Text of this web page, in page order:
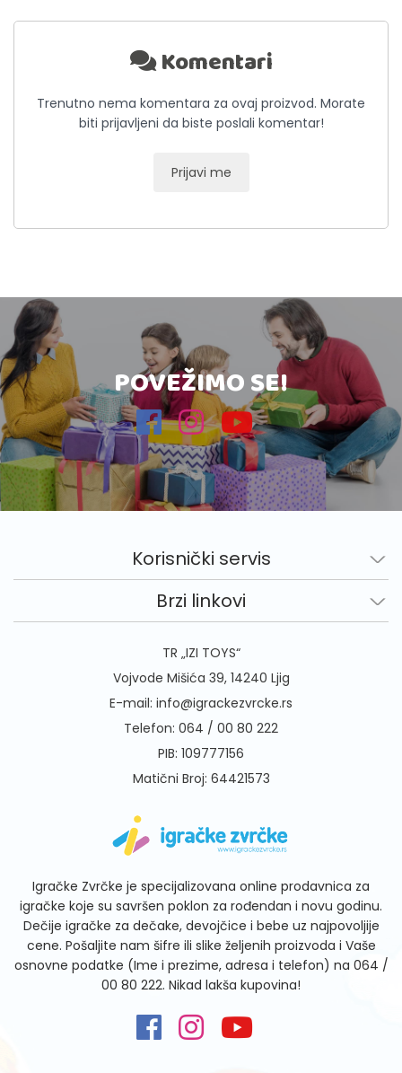
Komentari
Trenutno nema komentara za ovaj proizvod. Morate
biti prijavljeni da biste poslali komentar!
Prijavi me
POVEŽIMO SE!
Korisnički servis
Brzi linkovi
TR „IZI TOYS“
Vojvode Mišića 39, 14240 Ljig
E-mail: info@igrackezvrcke.rs
Telefon: 064 / 00 80 222
PIB: 109777156
Matični Broj: 64421573
Igračke Zvrčke je specijalizovana online prodavnica za
igračke koje su savršen poklon za rođendan i novu godinu.
Dečije igračke za dečake, devojčice i bebe uz najpovoljije
cene. Pošaljite nam šifre ili slike željenih proizvoda i Vaše
osnovne podatke (Ime i prezime, adresa i telefon) na 064 /
00 80 222. Nikad lakša kupovina!